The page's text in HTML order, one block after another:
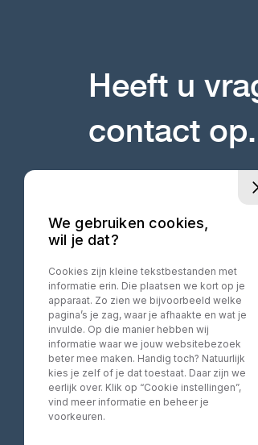
Heeft u
contact op.
WHATSAPP
We gebruiken cookies,
wil je dat?
Cookies zijn kleine tekstbestanden met
informatie erin. Die plaatsen we kort op je
apparaat. Zo zien we bijvoorbeeld welke
pagina’s je zag, waar je afhaakte en wat je
invulde. Op die manier hebben wij
informatie waar we jouw websitebezoek
beter mee maken. Handig toch? Natuurlijk
kies je zelf of je dat toestaat. Daar zijn we
eerlijk over. Klik op “Cookie instellingen”,
vind meer informatie en beheer je
voorkeuren.